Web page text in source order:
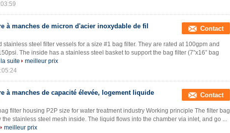
à manches de micron d'acier inoxydable de fil
Contact
stainless steel filter vessels for a size #1 bag filter. They are rated at 100gpm and
The inside has a stainless steel basket to support the bag filter (7”x16” bag
suite
meilleur prix
à manches de capacité élevée, logement liquide
Contact
filter housing P2P size for water treatment industry Working principle The filter bag
the stainless steel mesh inside. The liquid flows into the chamber via inlet, and go ...
meilleur prix